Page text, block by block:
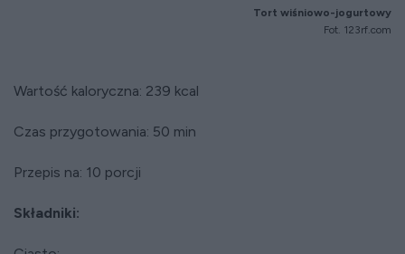
Tort wiśniowo-jogurtowy
Fot. 123rf.com
Wartość kaloryczna: 239 kcal
Czas przygotowania: 50 min
Przepis na: 10 porcji
Składniki: